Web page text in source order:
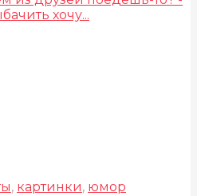
, картинки, юмор